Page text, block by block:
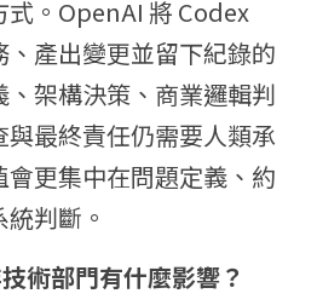
。OpenAI 將 Codex
產出變更並留下紀錄的
架構決策、商業邏輯判
最終責任仍需要人類承
更集中在問題定義、約
判斷。
術部門有什麼影響？